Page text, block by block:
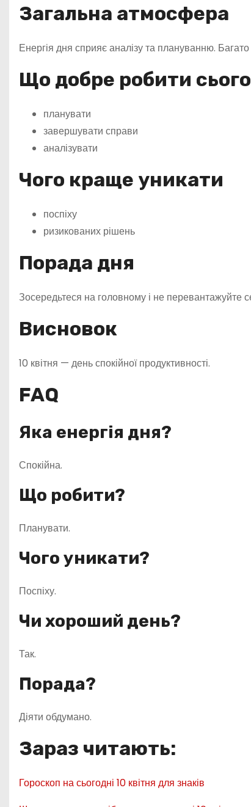
Загальна атмосфера
Енергія дня сприяє аналізу та плануванню.
Що добре робити
планувати
завершувати справи
аналізувати
Чого краще уникати
поспіху
ризикованих рішень
Порада дня
Зосередьтеся на головному і не перевантажуйте
Висновок
10 квітня — день спокійної продуктивності.
FAQ
Яка енергія дня?
Спокійна.
Що робити?
Планувати.
Чого уникати?
Поспіху.
Чи хороший день?
Так.
Порада?
Діяти обдумано.
Зараз читають:
Гороскоп на сьогодні 10 квітня для знаків